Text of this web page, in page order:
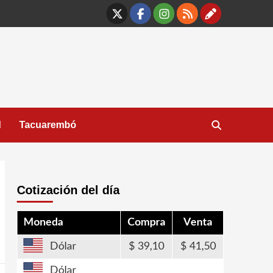
X Facebook
Instagram
RSS
Tacuarembó
Cotización del día
Moneda Compra Venta
Dólar 39,10 41,50
Dólar